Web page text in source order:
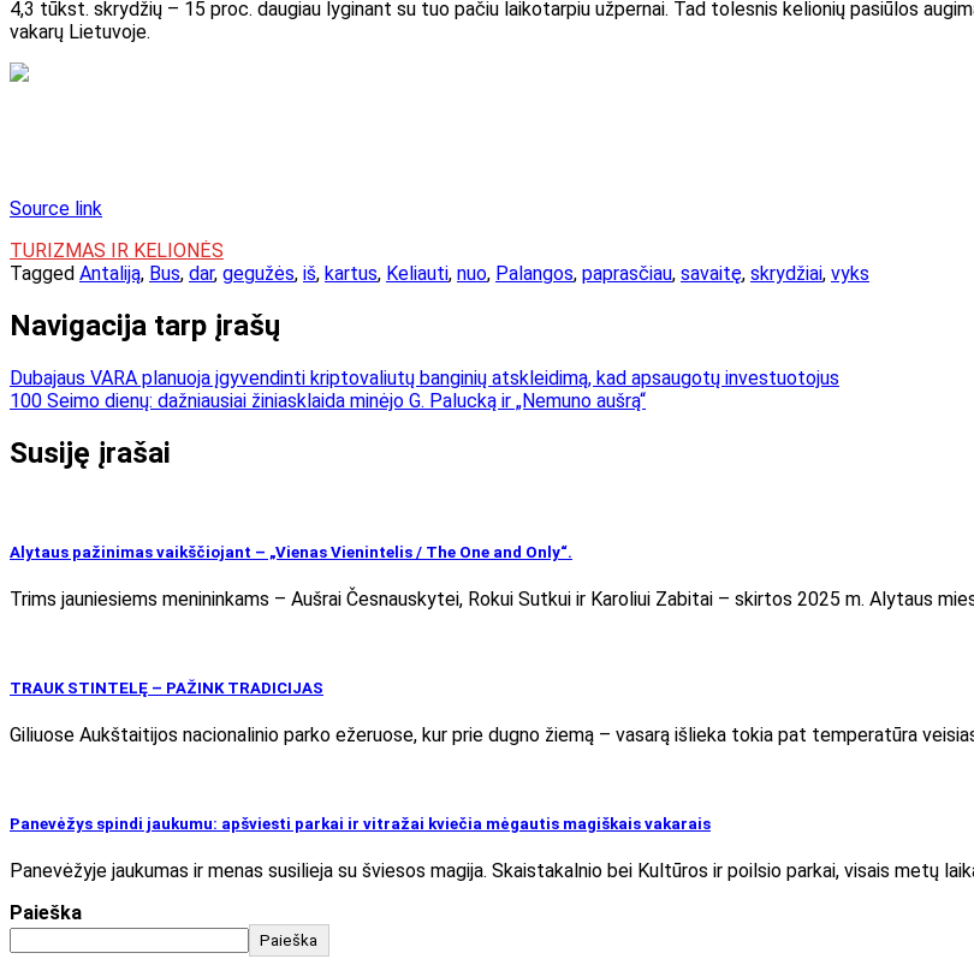
4,3 tūkst. skrydžių – 15 proc. daugiau lyginant su tuo pačiu laikotarpiu užpernai. Tad tolesnis kelionių pasiūlos
vakarų Lietuvoje.
Source link
TURIZMAS IR KELIONĖS
Tagged Antaliją, Bus, dar, gegužės, iš, kartus, Keliauti, nuo, Palangos, paprasčiau, savaitę, skrydžiai, vyks
Navigacija tarp įrašų
Dubajaus VARA planuoja įgyvendinti kriptovaliutų banginių atskleidimą, kad apsaugotų investuotojus
100 Seimo dienų: dažniausiai žiniasklaida minėjo G. Palucką ir „Nemuno aušrą“
Susiję įrašai
Alytaus pažinimas vaikščiojant – „Vienas Vienintelis / The One and Only“.
Trims jauniesiems menininkams – Aušrai Česnauskytei, Rokui Sutkui ir Karoliui Zabitai – skirtos 2025 m. Alytaus
TRAUK STINTELĘ – PAŽINK TRADICIJAS
Giliuose Aukštaitijos nacionalinio parko ežeruose, kur prie dugno žiemą – vasarą išlieka tokia pat temperatūra
Panevėžys spindi jaukumu: apšviesti parkai ir vitražai kviečia mėgautis magiškais vakarais
Panevėžyje jaukumas ir menas susilieja su šviesos magija. Skaistakalnio bei Kultūros ir poilsio parkai, visais metų
Paieška
Paieška